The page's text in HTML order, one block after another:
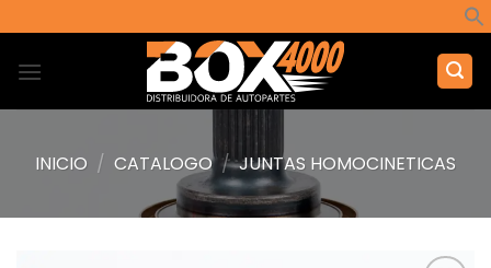
al
contenido
INICIO / CATALOGO / JUNTAS HOMOCINETICAS